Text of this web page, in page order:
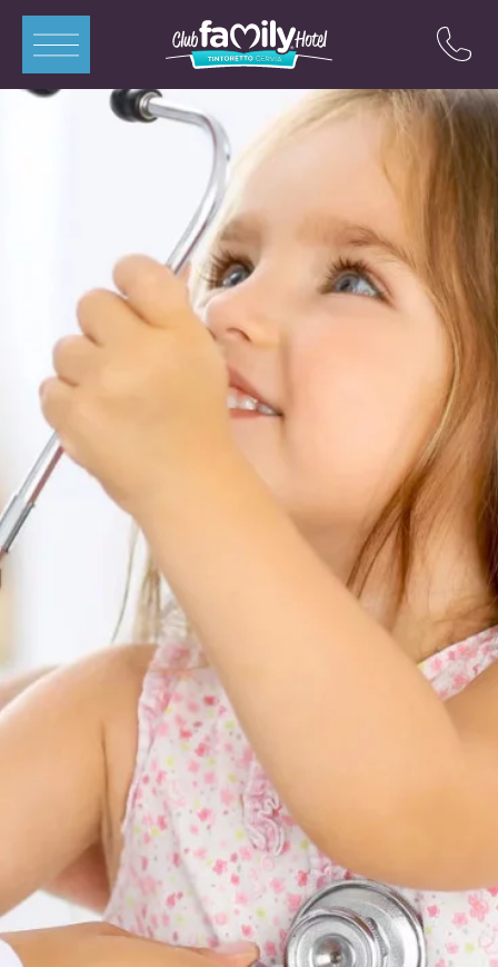
ITA ENG DEU FRA
Appartamenti
Piscine
Ristorante
Miniclub
Contatti
Attrazioni
Lavora con noi